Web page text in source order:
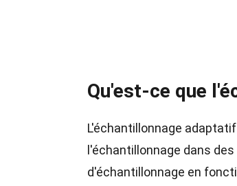
Qu'est-ce que
L'échantillonnage
l'échantillonnage dans
d'échantillonnage en